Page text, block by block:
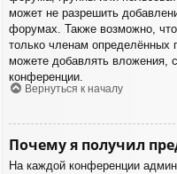
может не разрешить
форумах. Также возможно,
только членам определённых
можете добавлять вложения,
конференции.
Вернуться к началу
Почему я получил
На каждой конференции